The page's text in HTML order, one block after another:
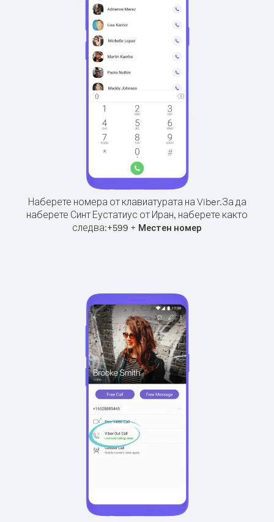
Наберете номера от клавиатурата на Viber.За да
наберете Синт Еустатиус от Иран, наберете както
следва:+599 + Местен номер